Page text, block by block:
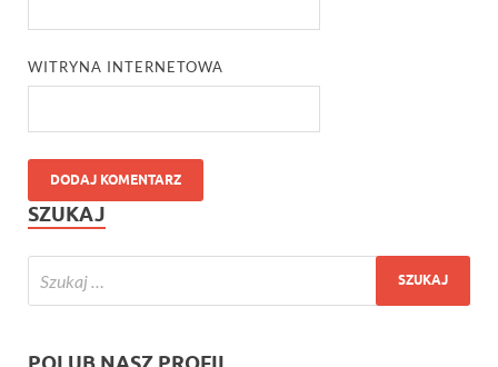
WITRYNA INTERNETOWA
SZUKAJ